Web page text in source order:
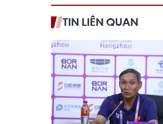
TIN LIÊN QUAN